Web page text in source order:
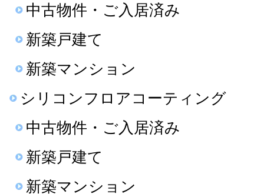
中古物件・ご入居済み
新築戸建て
新築マンション
シリコンフロアコーティング
中古物件・ご入居済み
新築戸建て
新築マンション